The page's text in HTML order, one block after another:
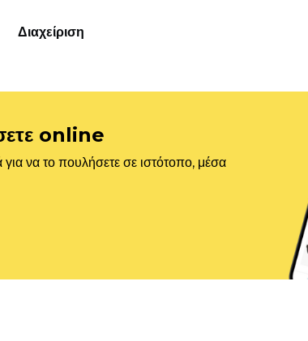
Διαχείριση
online
να το πουλήσετε σε ιστότοπο, μέσα